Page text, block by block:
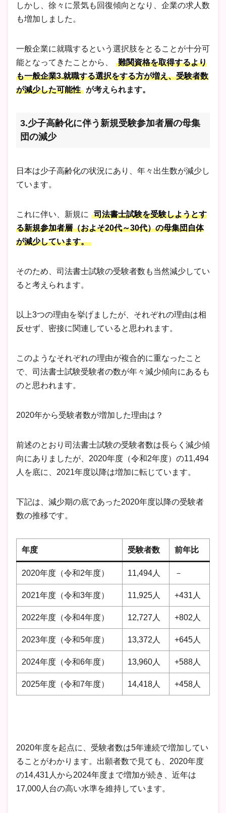
しかし、徐々に景気も回復傾向となり、企業の求人数
も増加しました。
一般企業に就職するという選択肢をとることが十分可
能となってきたことから、
難関資格を取得するより
も一般企業3.就職する選択をする方が増え、受験者数
が減少した可能性 が考えられます。
3.少子高齢化に伴う新規受験参加者層の母集
団の減少
日本は少子高齢化の状況にあり、年々出生数が減少し
ています。
これに伴い、新規に
司法書士試験を受験しようとす
る新規参加者層（およそ20代～30代）の母集団自体
が減少しています。
そのため、司法書士試験の受験者数も当然減少してい
ると考えられます。
以上3つの理由を挙げましたが、それぞれの理由は相
反せず、密接に関連していると思われます。
このようなそれぞれの理由が複合的に重なったこと
で、司法書士試験受験者の数が年々減少傾向にあるも
のと思われます。
2020年から受験者数が増加した理由は？
前述のとおり司法書士試験の受験者数は長らく減少傾
向にありましたが、2020年度（令和2年度）の11,494
人を底に、2021年度以降は増加に転じています。
下記は、減少期の底であった2020年度以降の受験者
数の推移です。
年度 受験者数 前年比
2020年度（令和2年度） 11,494人 －
2021年度（令和3年度） 11,925人 +431人
2022年度（令和4年度） 12,727人 +802人
2023年度（令和5年度） 13,372人 +645人
2024年度（令和6年度） 13,960人 +588人
2025年度（令和7年度） 14,418人 +458人
2020年度を起点に、受験者数は5年連続で増加してい
ることがわかります。出願者数で見ても、2020年度
の14,431人から2024年度まで増加が続き、近年は
17,000人台の高い水準を維持しています。